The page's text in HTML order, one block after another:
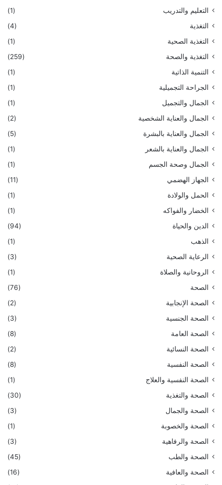
التعليم والتدريب
(1)
التغذية
(4)
التغذية الصحية
(1)
التغذية والصحة
(259)
التنمية الذاتية
(1)
الجراحة التجميلية
(1)
الجمال والتجميل
(1)
الجمال والعناية الشخصية
(2)
الجمال والعناية بالبشرة
(5)
الجمال والعناية بالشعر
(1)
الجمال وصحة الجسم
(1)
الجهاز الهضمي
(11)
الحمل والولادة
(1)
الخضار والفواكه
(1)
الدين والحياة
(94)
الذهب
(1)
الرعاية الصحية
(3)
الروحانية والصلاة
(1)
الصحة
(76)
الصحة الإنجابية
(2)
الصحة الجنسية
(3)
الصحة العامة
(8)
الصحة النسائية
(2)
الصحة النفسية
(8)
الصحة النفسية والعلاج
(1)
الصحة والتغذية
(30)
الصحة والجمال
(3)
الصحة والخصوبة
(1)
الصحة والرفاهية
(3)
الصحة والطب
(45)
الصحة والعافية
(16)